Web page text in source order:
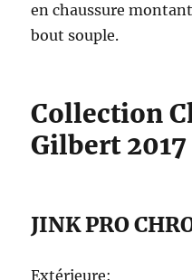
en chaussure
bout souple.
Collection
Gilbert 2017
JINK PRO
Extérieure: